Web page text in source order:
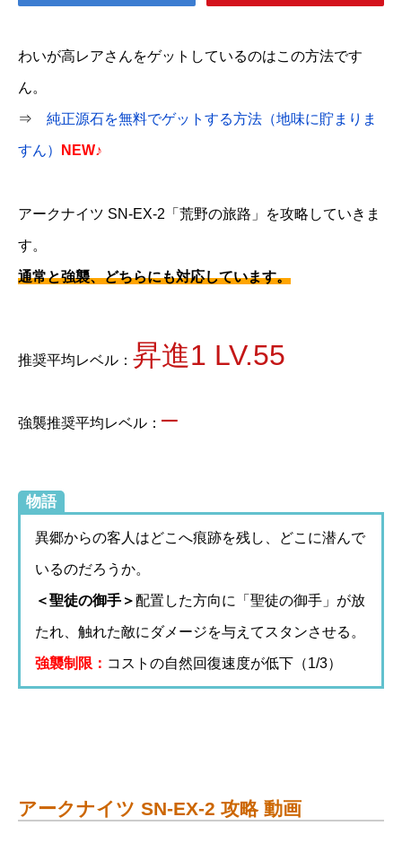
わいが高レアさんをゲットしているのはこの方法です
ん。
⇒ 純正源石を無料でゲットする方法（地味に貯まりま
すん） NEW♪
アークナイツ SN-EX-2「荒野の旅路」を攻略していきま
す。
通常と強襲、どちらにも対応しています。
推奨平均レベル： 昇進1 LV.55
強襲推奨平均レベル： –
物語
異郷からの客人はどこへ痕跡を残し、どこに潜んで
いるのだろうか。
＜聖徒の御手＞配置した方向に「聖徒の御手」が放
たれ、触れた敵にダメージを与えてスタンさせる。
強襲制限： コストの自然回復速度が低下（1/3）
アークナイツ SN-EX-2 攻略 動画